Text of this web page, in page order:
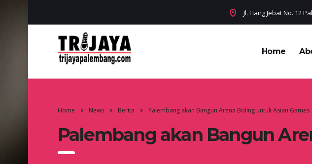
Jl. Hang Jebat No. 12
Home
Home News Berita Palembang akan Bangun Arena Boling untuk Asian Games
Palembang akan Bangun